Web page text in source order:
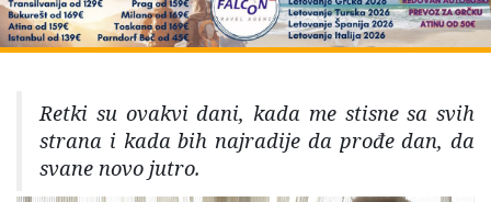
Retki su ovakvi dani, kada me stisne sa svih
strana i kada bih najradije da prođe dan, da
svane novo jutro.